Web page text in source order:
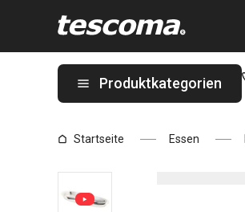
Produktkategorien
Startseite Essen